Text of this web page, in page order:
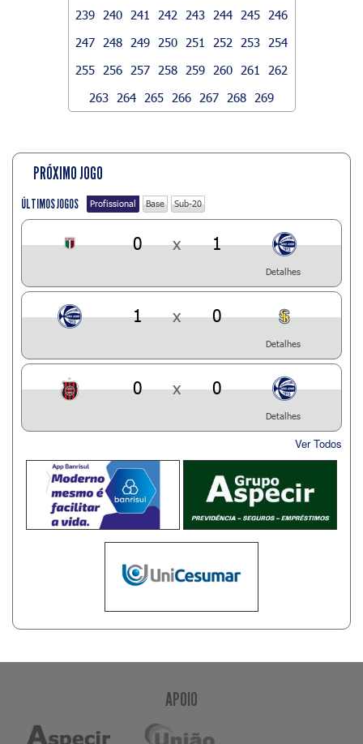
239
240 241 242 243 244 245
246
247
248 249 250 251 252 253
254
255
256 257 258 259 260 261
262
263
264 265 266 267 268 269
PRÓXIMO JOGO
ÚLTIMOS JOGOS Profissional Base Sub-20
0 x 1
Detalhes
1 x 0
Detalhes
0 x 0
Detalhes
Ver Todos
APOIO